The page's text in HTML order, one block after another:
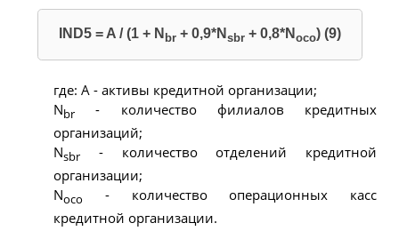
IND5 = A / (1 + N br+ 0,9*N sbr+ 0,8*N oco) (9)
где: А - активы кредитной организации;
Nbr - количество филиалов кредитных
организаций;
Nsbr - количество отделений кредитной
организации;
Noco
- количество операционных касс
кредитной организации.